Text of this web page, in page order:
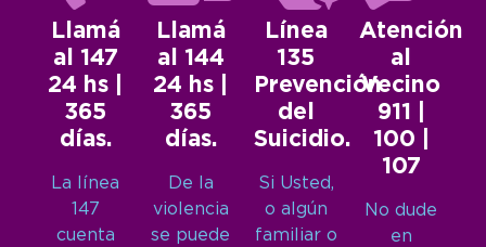
Llamá
al 147
24 hs |
365
días.
La línea
147
cuenta
Llamá
al 144
24 hs |
365
días.
De la
violencia
se puede
Línea
135
Prevención
del
Suicidio.
Si Usted,
o algún
familiar o
Atención
al
Vecino
911 |
100 |
107
No dude
en